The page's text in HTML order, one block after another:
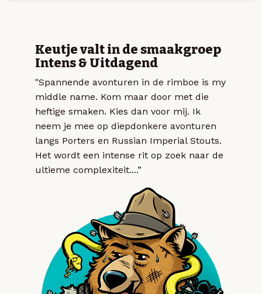
Keutje valt in de smaakgroep
Intens & Uitdagend
"Spannende avonturen in de rimboe is my
middle name. Kom maar door met die
heftige smaken. Kies dan voor mij. Ik
neem je mee op diepdonkere avonturen
langs Porters en Russian Imperial Stouts.
Het wordt een intense rit op zoek naar de
ultieme complexiteit....”